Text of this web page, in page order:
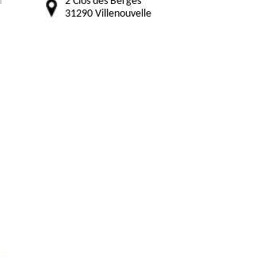
31290 Villenouvelle